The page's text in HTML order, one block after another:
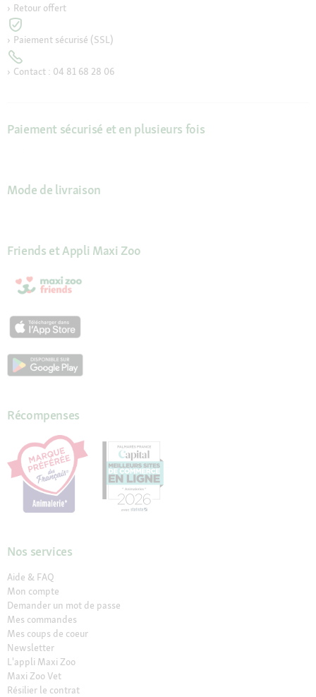
Retour offert
Paiement sécurisé (SSL)
Contact : 04 81 68 28 06
Paiement sécurisé et en plusieurs fois
Mode de livraison
Friends et Appli Maxi Zoo
Récompenses
Nos services
Aide & FAQ
Mon compte
Demander un mot de passe
Mes commandes
Mes coups de coeur
Newsletter
L'appli Maxi Zoo
Maxi Zoo Vet
Résilier le contrat